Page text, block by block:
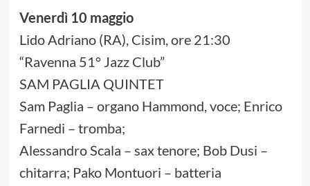
Venerdì 10 maggio
Lido Adriano (RA), Cisim, ore 21:30
“Ravenna 51° Jazz Club”
SAM PAGLIA QUINTET
Sam Paglia – organo Hammond, voce; Enrico
Farnedi – tromba;
Alessandro Scala – sax tenore; Bob Dusi –
chitarra; Pako Montuori – batteria